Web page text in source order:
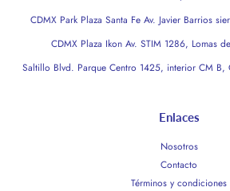
CDMX Park Plaza Santa Fe Av. Javier Barrios
CDMX Plaza Ikon Av. STIM 1286, Lomas
Saltillo Blvd. Parque Centro 1425, interior CM
Enlaces
Nosotros
Contacto
Términos y condiciones